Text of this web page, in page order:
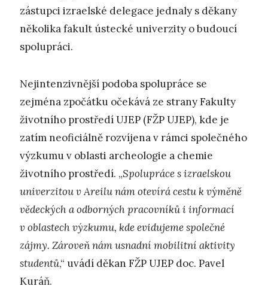
zástupci izraelské delegace jednaly s děkany
několika fakult ústecké univerzity o budoucí
spolupráci.
Nejintenzivnější podoba spolupráce se
zejména zpočátku očekává ze strany Fakulty
životního prostředí UJEP (FŽP UJEP), kde je
zatím neoficiálně rozvíjena v rámci společného
výzkumu v oblasti archeologie a chemie
životního prostředí. „Spolupráce s izraelskou
univerzitou v Areilu nám otevírá cestu k výměně
vědeckých a odborných pracovníků i informací
v oblastech výzkumu, kde evidujeme společné
zájmy. Zároveň nám usnadní mobilitní aktivity
studentů,“ uvádí děkan FŽP UJEP doc. Pavel
Kuráň.